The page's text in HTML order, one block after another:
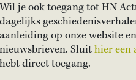
Wil je ook toegang tot HN
dagelijks
aanleiding op onze website
nieuwsbrieven. Sluithier een
hebt direct toegang.